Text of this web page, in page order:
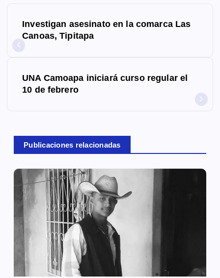
ó
e
n
Investigan asesinato en la comarca Las
Canoas, Tipitapa
UNA Camoapa iniciará curso regular el
10 de febrero
Publicaciones relacionadas